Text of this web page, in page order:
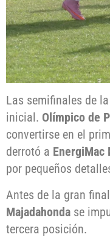
Las semifinales de la
inicial. Olímpico de
convertirse en el
derrotó a EnergiMac
por pequeños
Antes de la gran
Majadahonda se
tercera posición.